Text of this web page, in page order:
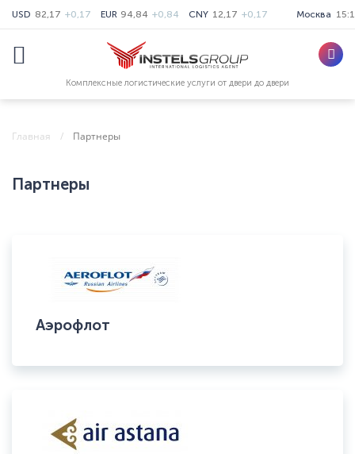
Комплексные логистические услуги от двери до двери
USD 82,17 +0,17 EUR 94,84 +0,84 CNY 12,17 +0,17 Москва
Главная Партнеры
Партнеры
Аэрофлот